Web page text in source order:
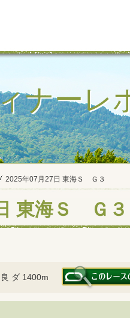
ナーレ
2025年07月27日 東海Ｓ Ｇ３
東海Ｓ Ｇ３
ダ 1400m